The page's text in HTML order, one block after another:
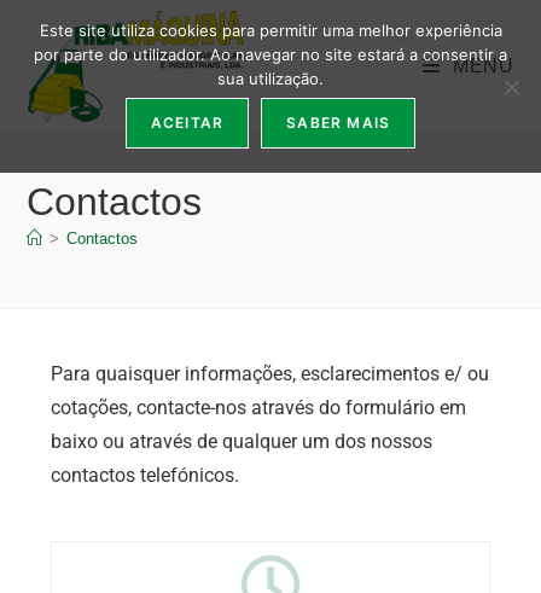
MENU
Contactos
> Contactos
Para quaisquer informações, esclarecimentos e/ ou
cotações, contacte-nos através do formulário em
baixo ou através de qualquer um dos nossos
contactos telefónicos.
Este site utiliza cookies para permitir uma melhor experiência
por parte do utilizador. Ao navegar no site estará a consentir a
sua utilização.
ACEITAR SABER MAIS